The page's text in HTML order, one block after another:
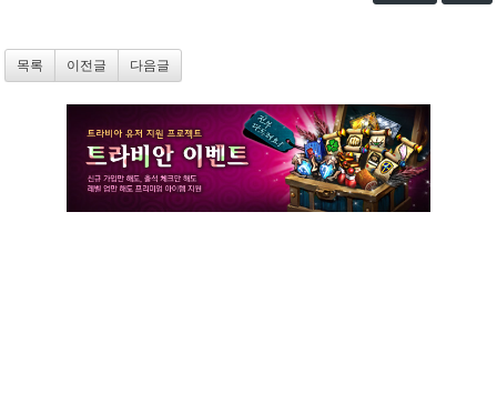
목록 이전글 다음글